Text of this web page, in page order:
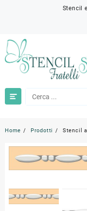
Stencil
Home Prodotti Stencil